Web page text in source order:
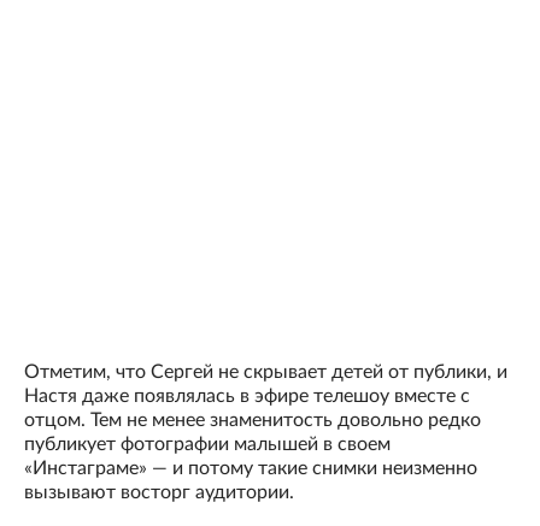
Отметим, что Сергей не скрывает детей от публики, и
Настя даже появлялась в эфире телешоу вместе с
отцом. Тем не менее знаменитость довольно редко
публикует фотографии малышей в своем
«Инстаграме» — и потому такие снимки неизменно
вызывают восторг аудитории.